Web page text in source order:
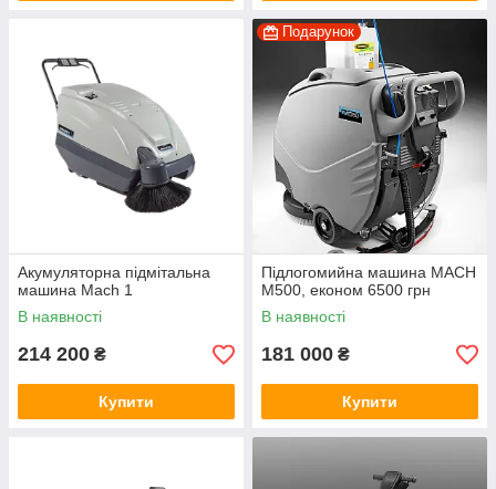
Акумуляторна підмітальна
машина Mach 1
В наявності
214 200 ₴
Купити
Подарунок
Підлогомийна машина MACH
M500, економ 6500 грн
В наявності
181 000 ₴
Купити